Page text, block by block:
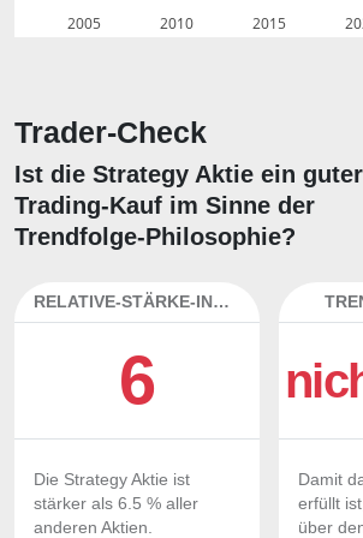
2005 2010 2015
Trader-Check
Ist die Strategy Aktie ein guter
Trading-Kauf im Sinne der
Trendfolge-Philosophie?
RELATIVE-STÄRKE-INDEX
6
Die Strategy Aktie ist
stärker als 6.5 % aller
anderen Aktien.
Damit
erfüllt
über